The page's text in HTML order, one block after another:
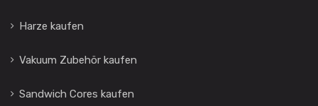
Harze kaufen
Vakuum Zubehör kaufen
Sandwich Cores kaufen